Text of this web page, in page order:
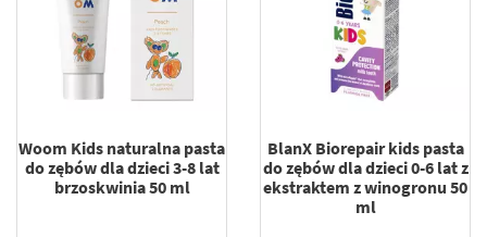
Woom Kids naturalna pasta
do zębów dla dzieci 3-8 lat
brzoskwinia 50 ml
BlanX Biorepair kids pasta
do zębów dla dzieci 0-6 lat z
ekstraktem z winogronu 50
ml